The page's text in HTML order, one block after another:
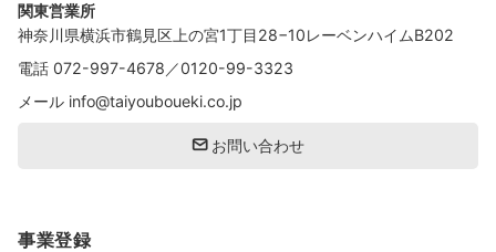
関東営業所
神奈川県横浜市鶴見区上の宮1丁目28−10レーベンハイムB202
電話 072-997-4678 ／0120-99-3323
メール info@taiyouboueki.co.jp
お問い合わせ
事業登録